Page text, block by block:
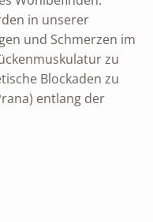
in unserer
und Schmerzen im
zu
Blockaden zu
entlang der